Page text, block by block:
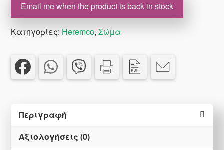
Email me when the product is back in stock
Κατηγορίες: Heremco,Σώμα
Περιγραφή
Αξιολογήσεις (0)